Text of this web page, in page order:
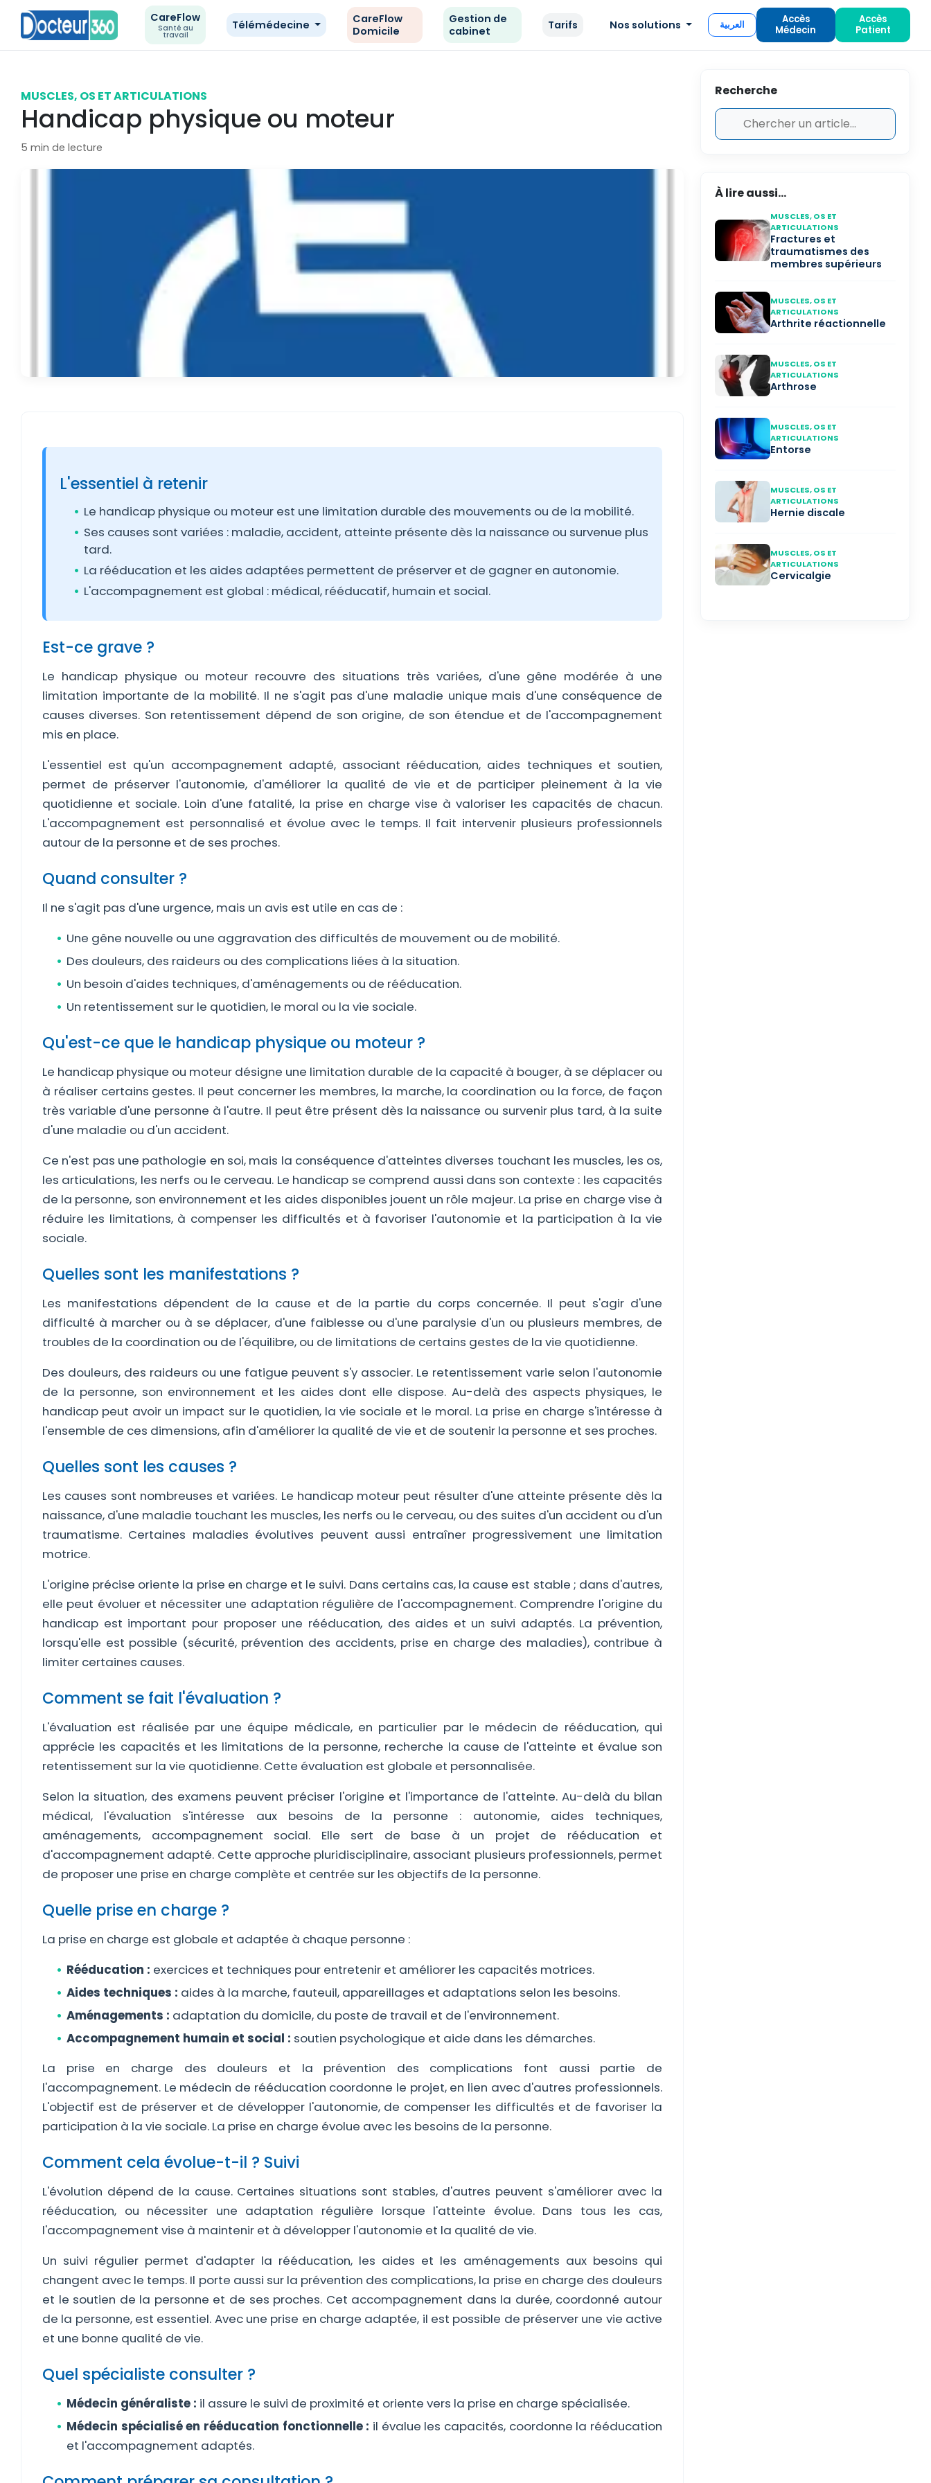
CareFlow
Santé au
travail
Télémédecine
CareFlow
Domicile
Gestion de
cabinet
Tarifs Nos solutions العربية
Accès
Médecin
Accès
Patient
MUSCLES, OS ET ARTICULATIONS
Handicap physique ou moteur
5 min de lecture
L'essentiel à retenir
Le handicap physique ou moteur est une limitation durable des mouvements ou de la mobilité.
Ses causes sont variées : maladie, accident, atteinte présente dès la naissance ou survenue plus
tard.
La rééducation et les aides adaptées permettent de préserver et de gagner en autonomie.
L'accompagnement est global : médical, rééducatif, humain et social.
Est-ce grave ?
Le handicap physique ou moteur recouvre des situations très variées, d'une gêne modérée à une
limitation importante de la mobilité. Il ne s'agit pas d'une maladie unique mais d'une conséquence de
causes diverses. Son retentissement dépend de son origine, de son étendue et de l'accompagnement
mis en place.
L'essentiel est qu'un accompagnement adapté, associant rééducation, aides techniques et soutien,
permet de préserver l'autonomie, d'améliorer la qualité de vie et de participer pleinement à la vie
quotidienne et sociale. Loin d'une fatalité, la prise en charge vise à valoriser les capacités de chacun.
L'accompagnement est personnalisé et évolue avec le temps. Il fait intervenir plusieurs professionnels
autour de la personne et de ses proches.
Quand consulter ?
Il ne s'agit pas d'une urgence, mais un avis est utile en cas de :
Une gêne nouvelle ou une aggravation des difficultés de mouvement ou de mobilité.
Des douleurs, des raideurs ou des complications liées à la situation.
Un besoin d'aides techniques, d'aménagements ou de rééducation.
Un retentissement sur le quotidien, le moral ou la vie sociale.
Qu'est-ce que le handicap physique ou moteur ?
Le handicap physique ou moteur désigne une limitation durable de la capacité à bouger, à se déplacer ou
à réaliser certains gestes. Il peut concerner les membres, la marche, la coordination ou la force, de façon
très variable d'une personne à l'autre. Il peut être présent dès la naissance ou survenir plus tard, à la suite
d'une maladie ou d'un accident.
Ce n'est pas une pathologie en soi, mais la conséquence d'atteintes diverses touchant les muscles, les os,
les articulations, les nerfs ou le cerveau. Le handicap se comprend aussi dans son contexte : les capacités
de la personne, son environnement et les aides disponibles jouent un rôle majeur. La prise en charge vise à
réduire les limitations, à compenser les difficultés et à favoriser l'autonomie et la participation à la vie
sociale.
Quelles sont les manifestations ?
Les manifestations dépendent de la cause et de la partie du corps concernée. Il peut s'agir d'une
difficulté à marcher ou à se déplacer, d'une faiblesse ou d'une paralysie d'un ou plusieurs membres, de
troubles de la coordination ou de l'équilibre, ou de limitations de certains gestes de la vie quotidienne.
Des douleurs, des raideurs ou une fatigue peuvent s'y associer. Le retentissement varie selon l'autonomie
de la personne, son environnement et les aides dont elle dispose. Au-delà des aspects physiques, le
handicap peut avoir un impact sur le quotidien, la vie sociale et le moral. La prise en charge s'intéresse à
l'ensemble de ces dimensions, afin d'améliorer la qualité de vie et de soutenir la personne et ses proches.
Quelles sont les causes ?
Les causes sont nombreuses et variées. Le handicap moteur peut résulter d'une atteinte présente dès la
naissance, d'une maladie touchant les muscles, les nerfs ou le cerveau, ou des suites d'un accident ou d'un
traumatisme. Certaines maladies évolutives peuvent aussi entraîner progressivement une limitation
motrice.
L'origine précise oriente la prise en charge et le suivi. Dans certains cas, la cause est stable ; dans d'autres,
elle peut évoluer et nécessiter une adaptation régulière de l'accompagnement. Comprendre l'origine du
handicap est important pour proposer une rééducation, des aides et un suivi adaptés. La prévention,
lorsqu'elle est possible (sécurité, prévention des accidents, prise en charge des maladies), contribue à
limiter certaines causes.
Comment se fait l'évaluation ?
L'évaluation est réalisée par une équipe médicale, en particulier par le médecin de rééducation, qui
apprécie les capacités et les limitations de la personne, recherche la cause de l'atteinte et évalue son
retentissement sur la vie quotidienne. Cette évaluation est globale et personnalisée.
Selon la situation, des examens peuvent préciser l'origine et l'importance de l'atteinte. Au-delà du bilan
médical, l'évaluation s'intéresse aux besoins de la personne : autonomie, aides techniques,
aménagements, accompagnement social. Elle sert de base à un projet de rééducation et
d'accompagnement adapté. Cette approche pluridisciplinaire, associant plusieurs professionnels, permet
de proposer une prise en charge complète et centrée sur les objectifs de la personne.
Quelle prise en charge ?
La prise en charge est globale et adaptée à chaque personne :
Rééducation : exercices et techniques pour entretenir et améliorer les capacités motrices.
Aides techniques : aides à la marche, fauteuil, appareillages et adaptations selon les besoins.
Aménagements : adaptation du domicile, du poste de travail et de l'environnement.
Accompagnement humain et social : soutien psychologique et aide dans les démarches.
La prise en charge des douleurs et la prévention des complications font aussi partie de
l'accompagnement. Le médecin de rééducation coordonne le projet, en lien avec d'autres professionnels.
L'objectif est de préserver et de développer l'autonomie, de compenser les difficultés et de favoriser la
participation à la vie sociale. La prise en charge évolue avec les besoins de la personne.
Comment cela évolue-t-il ? Suivi
L'évolution dépend de la cause. Certaines situations sont stables, d'autres peuvent s'améliorer avec la
rééducation, ou nécessiter une adaptation régulière lorsque l'atteinte évolue. Dans tous les cas,
l'accompagnement vise à maintenir et à développer l'autonomie et la qualité de vie.
Un suivi régulier permet d'adapter la rééducation, les aides et les aménagements aux besoins qui
changent avec le temps. Il porte aussi sur la prévention des complications, la prise en charge des douleurs
et le soutien de la personne et de ses proches. Cet accompagnement dans la durée, coordonné autour
de la personne, est essentiel. Avec une prise en charge adaptée, il est possible de préserver une vie active
et une bonne qualité de vie.
Quel spécialiste consulter ?
Médecin généraliste : il assure le suivi de proximité et oriente vers la prise en charge spécialisée.
Médecin spécialisé en rééducation fonctionnelle : il évalue les capacités, coordonne la rééducation
et l'accompagnement adaptés.
Recherche
À lire aussi...
MUSCLES, OS ET
ARTICULATIONS
Fractures et
traumatismes des
membres supérieurs
MUSCLES, OS ET
ARTICULATIONS
Arthrite réactionnelle
MUSCLES, OS ET
ARTICULATIONS
Arthrose
MUSCLES, OS ET
ARTICULATIONS
Entorse
MUSCLES, OS ET
ARTICULATIONS
Hernie discale
MUSCLES, OS ET
ARTICULATIONS
Cervicalgie